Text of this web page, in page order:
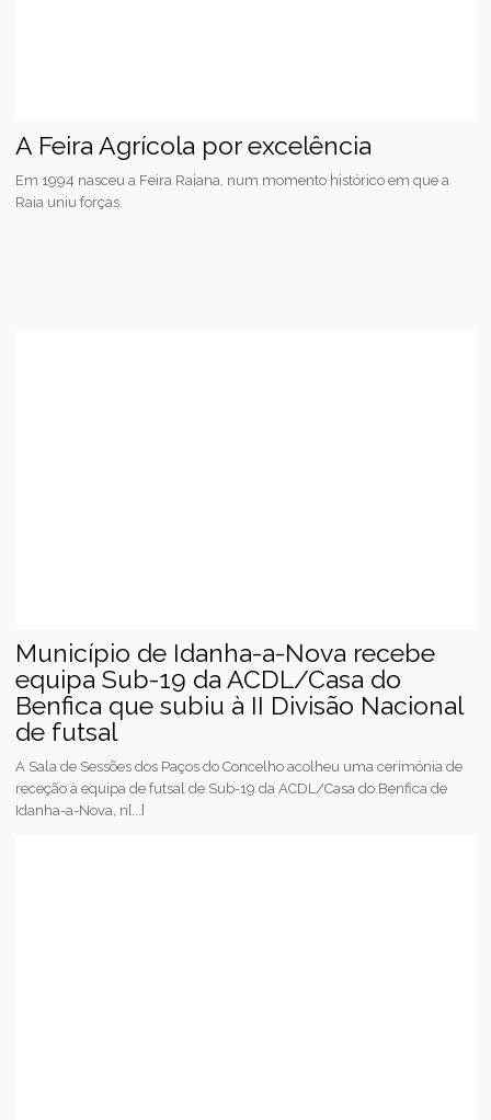
A Feira Agrícola por excelência
Em 1994 nasceu a Feira Raiana, num momento histórico em que a
Raia uniu forças.
Município de Idanha-a-Nova recebe
equipa Sub-19 da ACDL/Casa do
Benfica que subiu à II Divisão Nacional
de futsal
A Sala de Sessões dos Paços do Concelho acolheu uma cerimónia de
receção à equipa de futsal de Sub-19 da ACDL/Casa do Benfica de
Idanha-a-Nova, n[...]